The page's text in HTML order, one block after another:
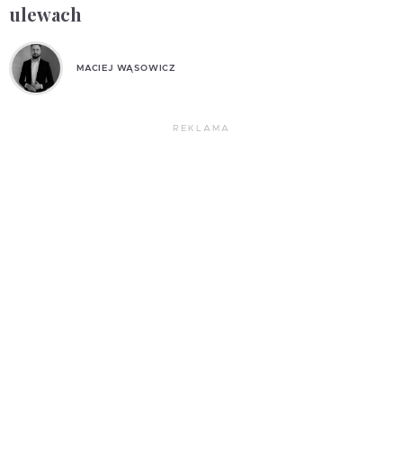
ulewach
MACIEJ WĄSOWICZ
REKLAMA